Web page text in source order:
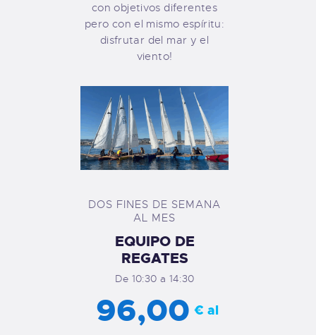
con objetivos diferentes
pero con el mismo espíritu:
disfrutar del mar y el
viento!
DOS FINES DE SEMANA
AL MES
EQUIPO DE
REGATES
De 10:30 a 14:30
96,00 € al